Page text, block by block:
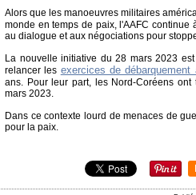
Alors que les manoeuvres militaires
monde en temps de paix, l'AAFC
au dialogue et aux négociations pour
La nouvelle initiative du 28 mars 2023
relancer les exercices de débarquement
ans. Pour leur part, les Nord-Coréens ont
mars 2023.
Dans ce contexte lourd de menaces de
pour la paix.